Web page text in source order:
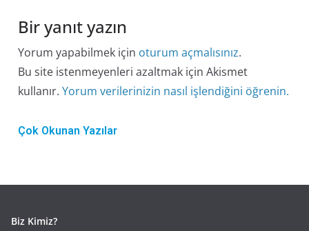
Bir yanıt yazın
Yorum yapabilmek için oturum açmalısınız.
Bu site istenmeyenleri azaltmak için Akismet
kullanır. Yorum verilerinizin nasıl işlendiğini öğrenin.
Çok Okunan Yazılar
Biz Kimiz?